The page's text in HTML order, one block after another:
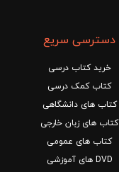
دسترسی سریع
خرید کتاب درسی
کتاب کمک درسی
کتاب های دانشگاهی
کتاب های زبان خارجی
کتاب های عمومی
DVD های آموزشی